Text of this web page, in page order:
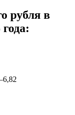
рубля в
6,82